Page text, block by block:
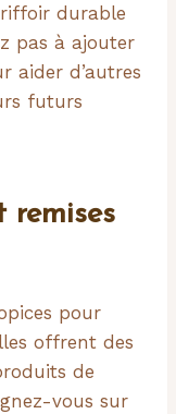
durable
pas à ajouter
aider d’autres
futurs
remises
pour
offrent des
de
vous sur